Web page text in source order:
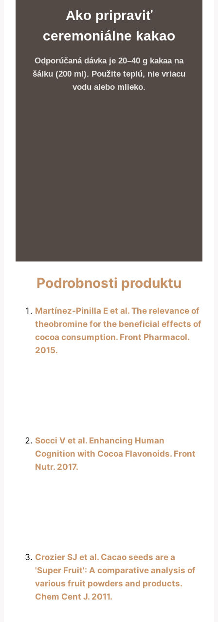
Ako pripraviť
ceremoniálne kakao
Odporúčaná dávka je 20–40 g kakaa na
šálku (200 ml). Použite teplú, nie vriacu
vodu alebo mlieko.
Podrobnosti produktu
Martínez-Pinilla E et al. The relevance of
theobromine for the beneficial effects of
cocoa consumption. Front Pharmacol.
2015.
Socci V et al. Enhancing Human
Cognition with Cocoa Flavonoids. Front
Nutr. 2017.
Crozier SJ et al. Cacao seeds are a
'Super Fruit': A comparative analysis of
various fruit powders and products.
Chem Cent J. 2011.